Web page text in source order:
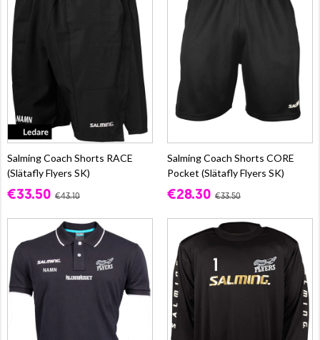
Salming Coach Shorts RACE
(Slätafly Flyers SK)
€33.50 €43.10
Salming Coach Shorts CORE
Pocket (Slätafly Flyers SK)
€28.30 €33.50